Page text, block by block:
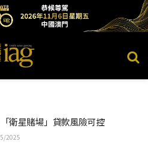
衛星賭場」貸款風險可控
2025